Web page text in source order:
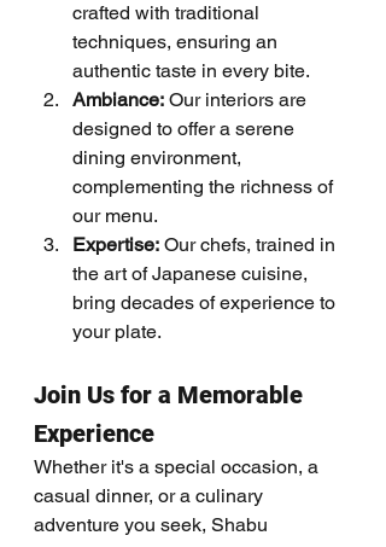
crafted with traditional
techniques, ensuring an
authentic taste in every bite.
Ambiance: Our interiors are
designed to offer a serene
dining environment,
complementing the richness of
our menu.
Expertise: Our chefs, trained in
the art of Japanese cuisine,
bring decades of experience to
your plate.
Join Us for a Memorable
Experience
Whether it's a special occasion, a
casual dinner, or a culinary
adventure you seek, Shabu